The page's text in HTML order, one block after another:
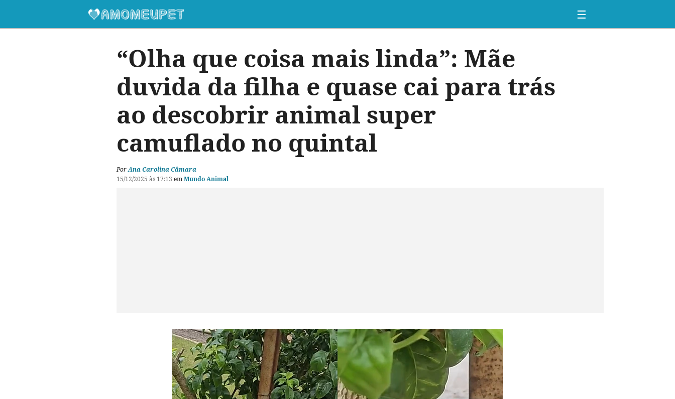
☰
“Olha que coisa mais linda”: Mãe
duvida da filha e quase cai para trás
ao descobrir animal super
camuflado no quintal
PorAna Carolina Câmara
15/12/2025 às 17:13 emMundo Animal